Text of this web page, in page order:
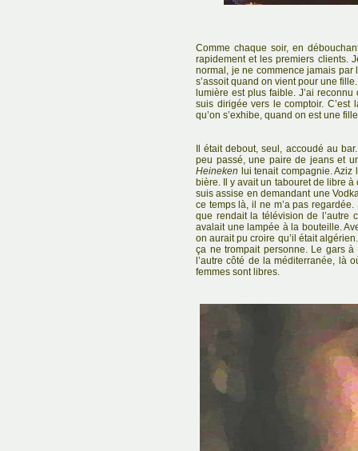
Comme chaque soir, en
rapidement et les premiers clients.
normal, je ne commence jamais par
s’assoit quand on vient pour une
lumière est plus faible. J’ai
suis dirigée vers le comptoir. C’est
qu’on s’exhibe, quand on est une
Il était debout, seul, accoudé au
peu passé, une paire de jeans et
Heineken lui tenait compagnie.
bière. Il y avait un tabouret de libre à
suis assise en demandant une
ce temps là, il ne m’a pas
que rendait la télévision de l’autre
avalait une lampée à la bouteille.
on aurait pu croire qu’il était
ça ne trompait personne. Le gars
l’autre côté de la méditerranée, là
femmes sont libres.